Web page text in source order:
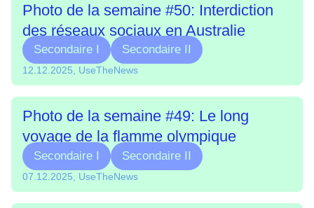
Photo de la semaine #50: Interdiction
des réseaux sociaux en Australie
Secondaire I Secondaire II
12.12.2025, UseTheNews
Photo de la semaine #49: Le long
voyage de la flamme olympique
Secondaire I Secondaire II
07.12.2025, UseTheNews